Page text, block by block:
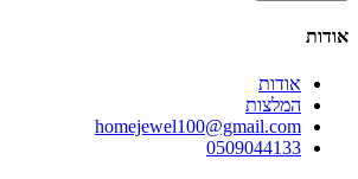
אודות
אודות
המלצות
homejewel100@gmail.com
0509044133